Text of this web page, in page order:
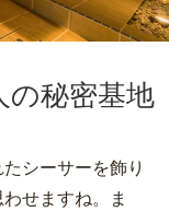
の秘密基地
シーサーを飾り
せますね。ま